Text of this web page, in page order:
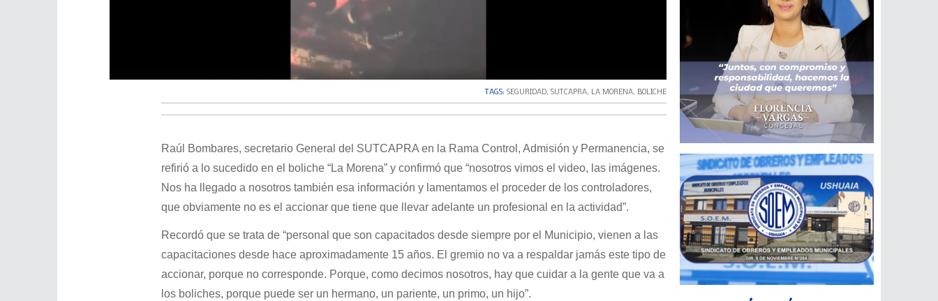
TAGS: SEGURIDAD, SUTCAPRA, LA MORENA, BOLICHE
Raúl Bombares, secretario General del SUTCAPRA en la Rama Control, Admisión y Permanencia, se
refirió a lo sucedido en el boliche “La Morena” y confirmó que “nosotros vimos el video, las imágenes.
Nos ha llegado a nosotros también esa información y lamentamos el proceder de los controladores,
que obviamente no es el accionar que tiene que llevar adelante un profesional en la actividad”.
Recordó que se trata de “personal que son capacitados desde siempre por el Municipio, vienen a las
capacitaciones desde hace aproximadamente 15 años. El gremio no va a respaldar jamás este tipo de
accionar, porque no corresponde. Porque, como decimos nosotros, hay que cuidar a la gente que va a
los boliches, porque puede ser un hermano, un pariente, un primo, un hijo”.